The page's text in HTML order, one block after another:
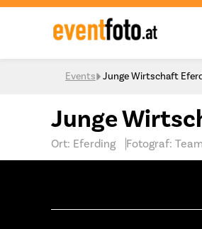
Skip to content
Events Junge Wirtschaft
Junge
Ort: Eferding Fotograf: